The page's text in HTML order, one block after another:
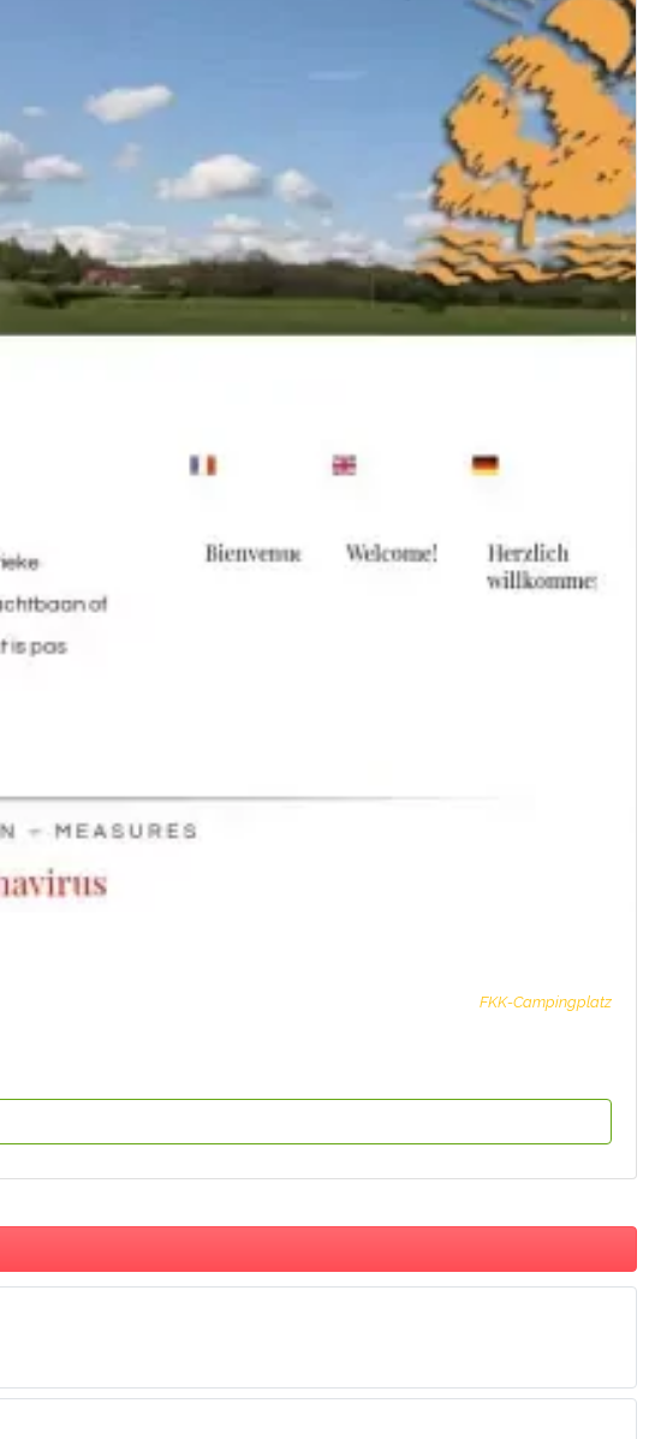
FKK-Campingplatz